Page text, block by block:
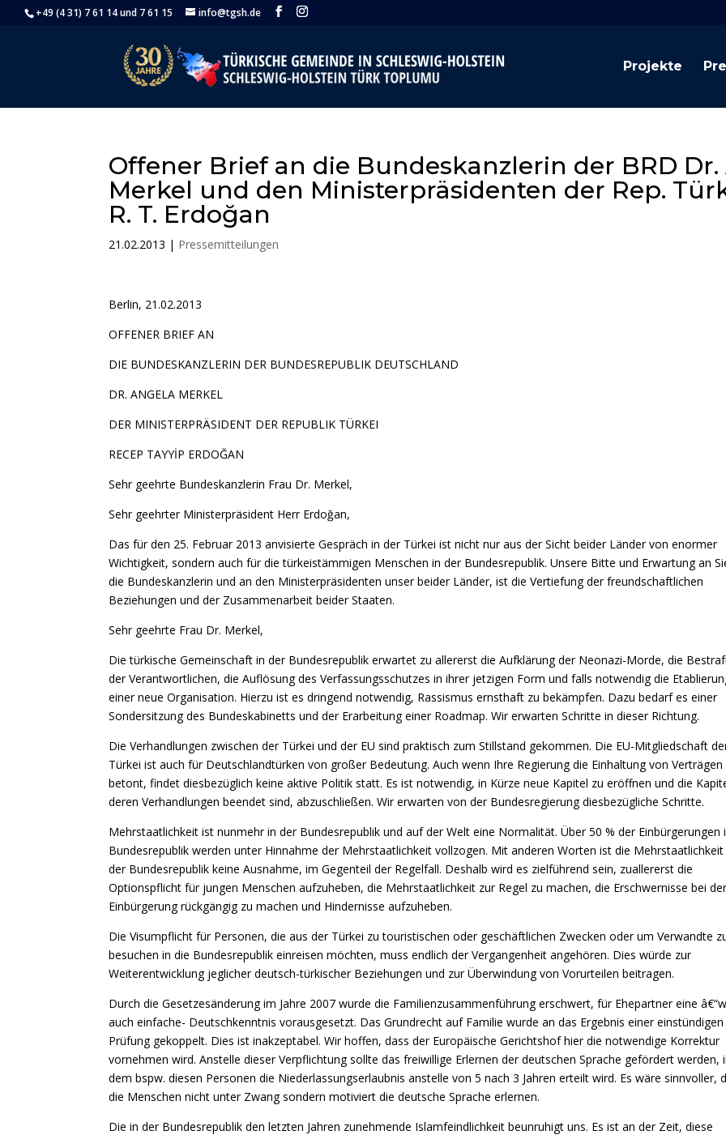
+49 (4 31) 7 61 14 und 7 61 15 info@tgsh.de
Projekte
Offener Brief an die Bundeskanzlerin der BRD Dr.
Merkel und den Ministerpräsidenten der Rep.
R. T. Erdoğan
21.02.2013 | Pressemitteilungen
Berlin, 21.02.2013
OFFENER BRIEF AN
DIE BUNDESKANZLERIN DER BUNDESREPUBLIK DEUTSCHLAND
DR. ANGELA MERKEL
DER MINISTERPRÄSIDENT DER REPUBLIK TÜRKEI
RECEP TAYYİP ERDOĞAN
Sehr geehrte Bundeskanzlerin Frau Dr. Merkel,
Sehr geehrter Ministerpräsident Herr Erdoğan,
Das für den 25. Februar 2013 anvisierte Gespräch in der Türkei ist nicht nur aus der Sicht beider Länder von enormer
Wichtigkeit, sondern auch für die türkeistämmigen Menschen in der Bundesrepublik. Unsere Bitte und Erwartung an
die Bundeskanzlerin und an den Ministerpräsidenten unser beider Länder, ist die Vertiefung der freundschaftlichen
Beziehungen und der Zusammenarbeit beider Staaten.
Sehr geehrte Frau Dr. Merkel,
Die türkische Gemeinschaft in der Bundesrepublik erwartet zu allererst die Aufklärung der Neonazi-Morde, die
der Verantwortlichen, die Auflösung des Verfassungsschutzes in ihrer jetzigen Form und falls notwendig die
einer neue Organisation. Hierzu ist es dringend notwendig, Rassismus ernsthaft zu bekämpfen. Dazu bedarf es einer
Sondersitzung des Bundeskabinetts und der Erarbeitung einer Roadmap. Wir erwarten Schritte in dieser Richtung.
Die Verhandlungen zwischen der Türkei und der EU sind praktisch zum Stillstand gekommen. Die EU-Mitgliedschaft
Türkei ist auch für Deutschlandtürken von großer Bedeutung. Auch wenn Ihre Regierung die Einhaltung von Verträgen
betont, findet diesbezüglich keine aktive Politik statt. Es ist notwendig, in Kürze neue Kapitel zu eröffnen und die
deren Verhandlungen beendet sind, abzuschließen. Wir erwarten von der Bundesregierung diesbezügliche Schritte.
Mehrstaatlichkeit ist nunmehr in der Bundesrepublik und auf der Welt eine Normalität. Über 50 % der Einbürgerungen
Bundesrepublik werden unter Hinnahme der Mehrstaatlichkeit vollzogen. Mit anderen Worten ist die Mehrstaatlichkeit
der Bundesrepublik keine Ausnahme, im Gegenteil der Regelfall. Deshalb wird es zielführend sein, zuallererst die
Optionspflicht für jungen Menschen aufzuheben, die Mehrstaatlichkeit zur Regel zu machen, die Erschwernisse bei
Einbürgerung rückgängig zu machen und Hindernisse aufzuheben.
Die Visumpflicht für Personen, die aus der Türkei zu touristischen oder geschäftlichen Zwecken oder um Verwandte
besuchen in die Bundesrepublik einreisen möchten, muss endlich der Vergangenheit angehören. Dies würde zur
Weiterentwicklung jeglicher deutsch-türkischer Beziehungen und zur Überwindung von Vorurteilen beitragen.
Durch die Gesetzesänderung im Jahre 2007 wurde die Familienzusammenführung erschwert, für Ehepartner eine
auch einfache- Deutschkenntnis vorausgesetzt. Das Grundrecht auf Familie wurde an das Ergebnis einer einstündigen
Prüfung gekoppelt. Dies ist inakzeptabel. Wir hoffen, dass der Europäische Gerichtshof hier die notwendige Korrektur
vornehmen wird. Anstelle dieser Verpflichtung sollte das freiwillige Erlernen der deutschen Sprache gefördert werden,
dem bspw. diesen Personen die Niederlassungserlaubnis anstelle von 5 nach 3 Jahren erteilt wird. Es wäre sinnvoller,
die Menschen nicht unter Zwang sondern motiviert die deutsche Sprache erlernen.
Die in der Bundesrepublik den letzten Jahren zunehmende Islamfeindlichkeit beunruhigt uns. Es ist an der Zeit, diese